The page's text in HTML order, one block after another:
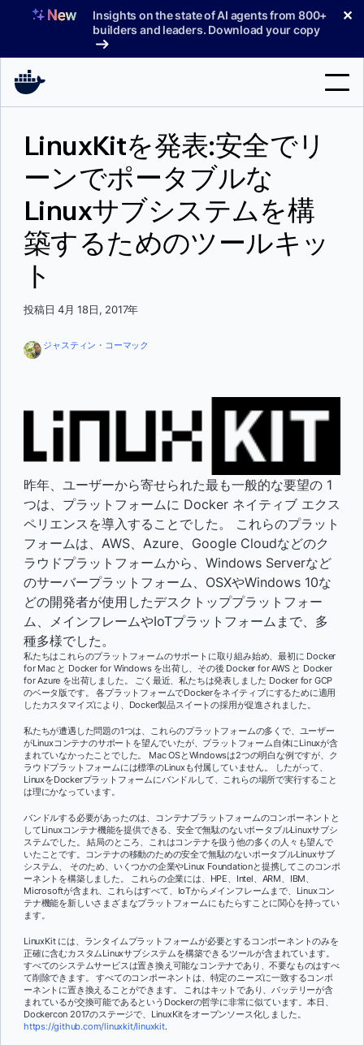
へ
Insights on the state of AI agents from 800+
builders and leaders. Download your copy
✕
サポート
料金プラン
ブログ
索
LinuxKitを発表:安全でリ
ーンでポータブルな
Linuxサブシステムを構
築するためのツールキッ
ト
投稿日 4月 18日, 2017年
ジャスティン・コーマック
昨年、ユーザーから寄せられた最も一般的な要望の 1
つは、プラットフォームに Docker ネイティブ エクス
ペリエンスを導入することでした。 これらのプラット
フォームは、AWS、Azure、Google Cloudなどのク
ラウドプラットフォームから、Windows Serverなど
のサーバープラットフォーム、OSXやWindows 10な
どの開発者が使用したデスクトッププラットフォー
ム、メインフレームやIoTプラットフォームまで、多
種多様でした。
私たちはこれらのプラットフォームのサポートに取り組み始め、最初に Docker
for Mac と Docker for Windows を出荷し、その後 Docker for AWS と Docker
for Azure を出荷しました。 ごく最近、私たちは発表しました Docker for GCP
のベータ版です。
各プラットフォームでDockerをネイティブにするために適用
したカスタマイズにより、Docker製品スイートの採用が促進されました。
私たちが遭遇した問題の1つは、これらのプラットフォームの多くで、ユーザー
がLinuxコンテナのサポートを望んでいたが、プラットフォーム自体にLinuxが含
まれていなかったことでした。 Mac OSとWindowsは2つの明白な例ですが、ク
ラウドプラットフォームには標準のLinuxも付属していません。 したがって、
LinuxをDockerプラットフォームにバンドルして、これらの場所で実行すること
は理にかなっています。
バンドルする必要があったのは、コンテナプラットフォームのコンポーネントと
してLinuxコンテナ機能を提供できる、安全で無駄のないポータブルLinuxサブシ
ステムでした。 結局のところ、これはコンテナを扱う他の多くの人々も望んで
いたことです。コンテナの移動のための安全で無駄のないポータブルLinuxサブ
システム、 そのため、いくつかの企業やLinux Foundationと提携してこのコンポ
ーネントを構築しました。 これらの企業には、HPE、Intel、ARM、IBM、
Microsoftが含まれ、これらはすべて、IoTからメインフレームまで、Linuxコン
テナ機能を新しいさまざまなプラットフォームにもたらすことに関心を持ってい
ます。
LinuxKit には、ランタイムプラットフォームが必要とするコンポーネントのみを
正確に含むカスタムLinuxサブシステムを構築できるツールが含まれています。
すべてのシステムサービスは置き換え可能なコンテナであり、不要なものはすべ
て削除できます。 すべてのコンポーネントは、特定のニーズに一致するコンポ
ーネントに置き換えることができます。 これはキットであり、バッテリーが含
まれているが交換可能であるというDockerの哲学に非常に似ています。本日、
Dockercon 2017のステージで、LinuxKitをオープンソース化しました。
https://github.com/linuxkit/linuxkit.